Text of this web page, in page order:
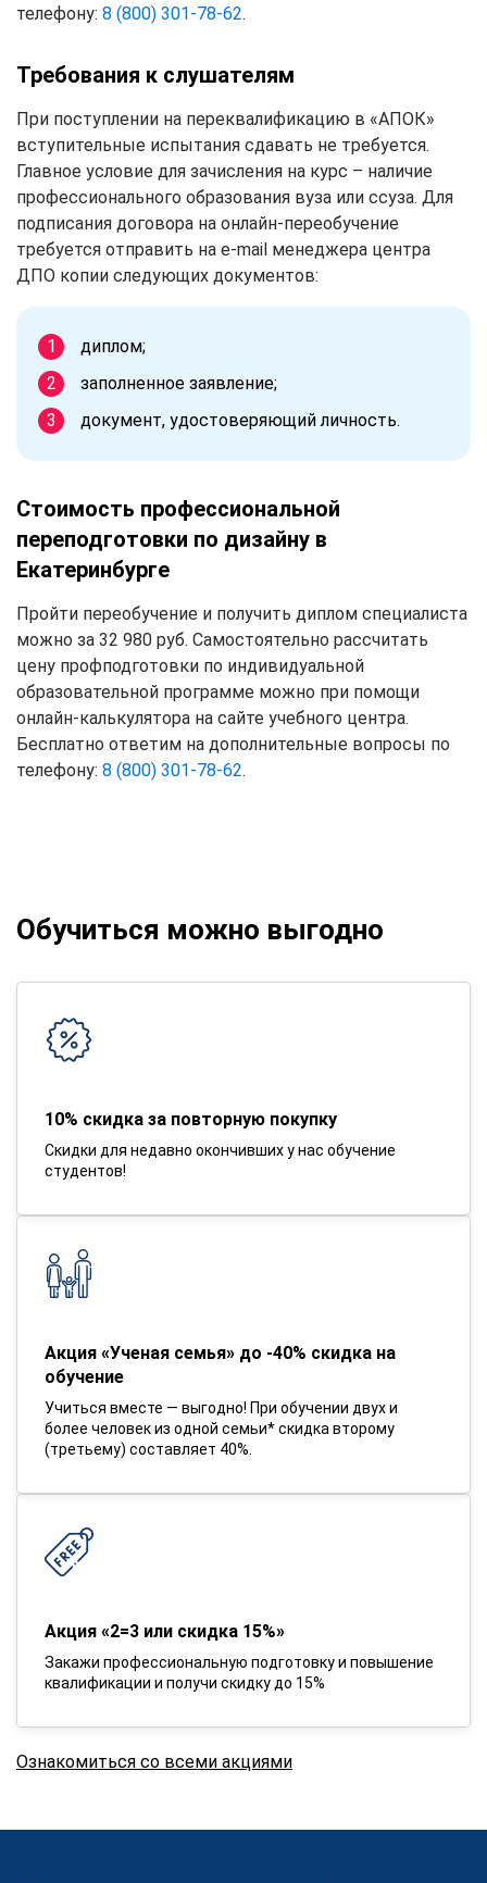
телефону: 8 (800) 301-78-62.
Требования к слушателям
При поступлении на переквалификацию в «АПОК»
вступительные испытания сдавать не требуется.
Главное условие для зачисления на курс – наличие
профессионального образования вуза или ссуза. Для
подписания договора на онлайн-переобучение
требуется отправить на e-mail менеджера центра
ДПО копии следующих документов:
диплом;
заполненное заявление;
документ, удостоверяющий личность.
Стоимость профессиональной
переподготовки по дизайну в
Екатеринбурге
Пройти переобучение и получить диплом специалиста
можно за 32 980 руб. Самостоятельно рассчитать
цену профподготовки по индивидуальной
образовательной программе можно при помощи
онлайн-калькулятора на сайте учебного центра.
Бесплатно ответим на дополнительные вопросы по
телефону: 8 (800) 301-78-62.
Обучиться можно выгодно
10% скидка за повторную покупку
Скидки для недавно окончивших у нас обучение
студентов!
Акция «Ученая семья» до -40% скидка на
обучение
Учиться вместе — выгодно! При обучении двух и
более человек из одной семьи* скидка второму
(третьему) составляет 40%.
Акция «2=3 или скидка 15%»
Закажи профессиональную подготовку и повышение
квалификации и получи скидку до 15%
Ознакомиться со всеми акциями